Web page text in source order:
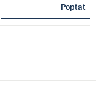
Poptat